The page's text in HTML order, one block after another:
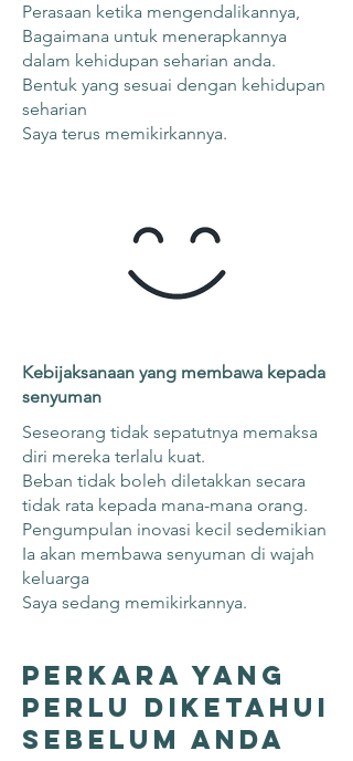
Perasaan ketika mengendalikannya,
Bagaimana untuk menerapkannya
dalam kehidupan seharian anda.
Bentuk yang sesuai dengan kehidupan
seharian
Saya terus memikirkannya.
Kebijaksanaan yang membawa kepada
senyuman
Seseorang tidak sepatutnya memaksa
diri mereka terlalu kuat.
Beban tidak boleh diletakkan secara
tidak rata kepada mana-mana orang.
Pengumpulan inovasi kecil sedemikian
Ia akan membawa senyuman di wajah
keluarga
Saya sedang memikirkannya.
Perkara yang
perlu diketahui
sebelum anda